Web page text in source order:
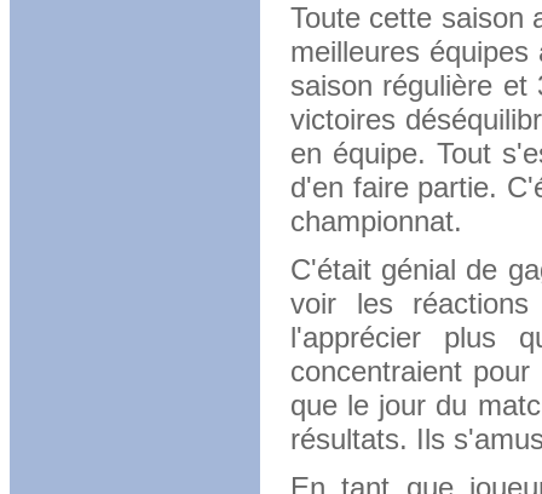
Toute cette saison
meilleures
saison régulière
victoires
en équipe.Tout
d'en faire partie.
championnat.
C'était génial de
voir les
l'apprécier plus
concentraient
que le jour du
résultats. Ils
En tant que